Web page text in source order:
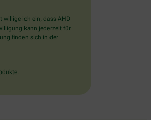
willige ich ein, dass AHD
kann jederzeit für
finden sich in der